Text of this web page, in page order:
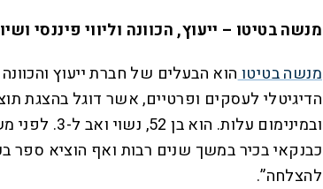
מנשה בטיטו – ייעוץ, הכוונה וליווי פיננסי
מנשה בטיטוהוא הבעלים של חברת ייעוץ
הדיגיטלי לעסקים ופרטיים, אשר דוגל בהצגת
ובמינימום עלות.
כבנקאי בכיר במשך שנים רבות ואף הוציא ספר
להצלחה”.